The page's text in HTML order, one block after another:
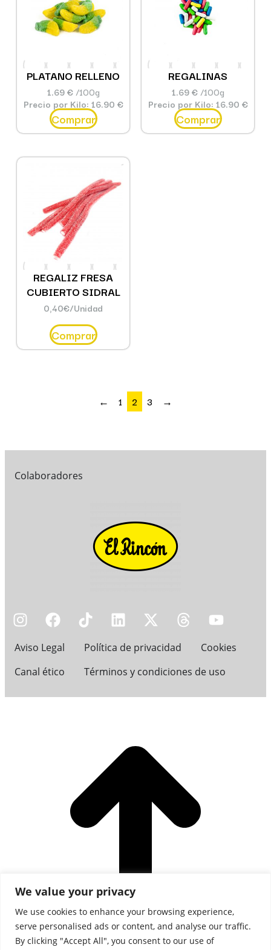
We value your privacy
We use cookies to enhance your browsing experience,
serve personalised ads or content, and analyse our traffic.
By clicking "Accept All", you consent to our use of
PLATANO RELLENO
1.69 € /100g
Precio por Kilo: 16.90 €
Comprar
REGALINAS
1.69 € /100g
Precio por Kilo: 16.90 €
Comprar
REGALIZ FRESA
CUBIERTO SIDRAL
0,40€/Unidad
Comprar
← 1 2 3 →
Colaboradores
Aviso Legal Política de privacidad
Cookies
Canal ético
Términos y condiciones de uso